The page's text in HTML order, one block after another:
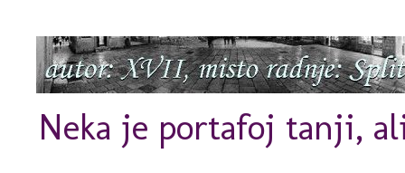
Neka je portafoj tanji,